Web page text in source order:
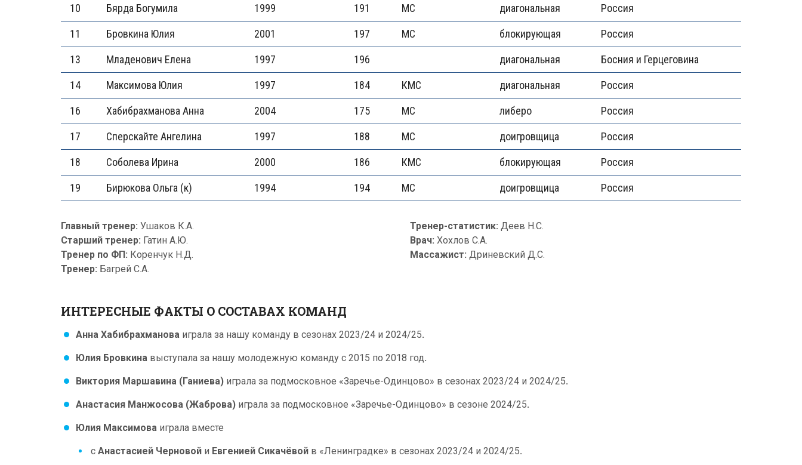
10 Бярда Богумила 1999 191 МС диагональная Россия
11 Бровкина Юлия 2001 197 МС блокирующая Россия
13 Младенович Елена 1997 196 диагональная Босния и Герцеговина
14 Максимова Юлия 1997 184 КМС диагональная Россия
16 Хабибрахманова Анна 2004 175 МС либеро Россия
17 Сперскайте Ангелина 1997 188 МС доигровщица Россия
18 Соболева Ирина 2000 186 КМС блокирующая Россия
19 Бирюкова Ольга (к) 1994 194 МС доигровщица Россия
Главный тренер: Ушаков К.А.
Старший тренер: Гатин А.Ю.
Тренер по ФП: Коренчук Н.Д.
Тренер: Багрей С.А.
Тренер-статистик: Деев Н.С.
Врач: Хохлов С.А.
Массажист: Дриневский Д.С.
ИНТЕРЕСНЫЕ ФАКТЫ О СОСТАВАХ КОМАНД
Анна Хабибрахманова играла за нашу команду в сезонах 2023/24 и 2024/25.
Юлия Бровкина выступала за нашу молодежную команду с 2015 по 2018 год.
Виктория Маршавина (Ганиева) играла за подмосковное «Заречье-Одинцово» в сезонах 2023/24 и 2024/25.
Анастасия Манжосова (Жаброва) играла за подмосковное «Заречье-Одинцово» в сезоне 2024/25.
Юлия Максимова играла вместе
с Анастасией Черновой и Евгенией Сикачёвой в «Ленинградке» в сезонах 2023/24 и 2024/25.